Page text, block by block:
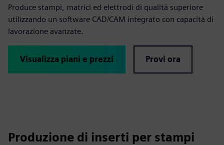
Produce stampi, matrici ed elettrodi di qualità superiore
utilizzando un software CAD/CAM integrato con capacità di
lavorazione avanzate.
Visualizza piani e prezzi Provi ora
Produzione di inserti per stampi